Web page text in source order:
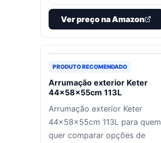
Ver preço na Amazon
PRODUTO RECOMENDADO
Arrumação exterior Keter
44x58x55cm 113L
Arrumação exterior Keter
44x58x55cm 113L para quem
quer comparar opções de